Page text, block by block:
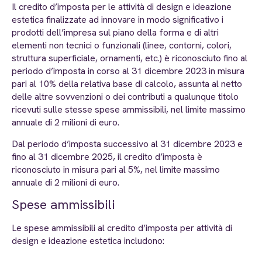
Il credito d’imposta per le attività di design e ideazione
estetica finalizzate ad innovare in modo significativo i
prodotti dell’impresa sul piano della forma e di altri
elementi non tecnici o funzionali (linee, contorni, colori,
struttura superficiale, ornamenti, etc.) è riconosciuto fino al
periodo d’imposta in corso al 31 dicembre 2023 in misura
pari al 10% della relativa base di calcolo, assunta al netto
delle altre sovvenzioni o dei contributi a qualunque titolo
ricevuti sulle stesse spese ammissibili, nel limite massimo
annuale di 2 milioni di euro.
Dal periodo d’imposta successivo al 31 dicembre 2023 e
fino al 31 dicembre 2025, il credito d’imposta è
riconosciuto in misura pari al 5%, nel limite massimo
annuale di 2 milioni di euro.
Spese ammissibili
Le spese ammissibili al credito d’imposta per attività di
design e ideazione estetica includono: